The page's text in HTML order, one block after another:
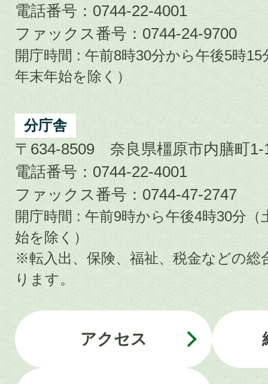
電話番号：0744-22-4001
ファックス番号：0744-24-9700
開庁時間 : 午前8時30分から午後5時
年末年始を除く）
分庁舎
〒634-8509 奈良県橿原市内膳町1-
電話番号：0744-22-4001
ファックス番号：0744-47-2747
開庁時間 : 午前9時から午後4時30分
始を除く）
※転入出、保険、福祉、税金などの総
ります。
アクセス